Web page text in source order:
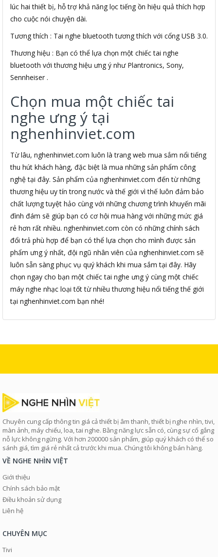
lúc hai thiết bị, hỗ trợ khả năng lọc tiếng ồn hiệu quả thích hợp
cho cuộc nói chuyện dài.
Tương thích : Tai nghe bluetooth tương thích với cổng USB 3.0.
Thương hiệu : Bạn có thể lựa chọn một chiếc tai nghe
bluetooth với thương hiệu ưng ý như Plantronics, Sony,
Sennheiser .
Chọn mua một chiếc tai
nghe ưng ý tại
nghenhinviet.com
Từ lâu, nghenhinviet.com luôn là trang web mua sắm nổi tiếng
thu hút khách hàng, đặc biệt là mua những sản phẩm công
nghệ tại đây. Sản phẩm của nghenhinviet.com đến từ những
thương hiệu uy tín trong nước và thế giới vì thế luôn đảm bảo
chất lượng tuyệt hảo cùng với những chương trình khuyến mãi
đình đám sẽ giúp bạn có cơ hội mua hàng với những mức giá
rẻ hơn rất nhiều. nghenhinviet.com còn có những chính sách
đổi trả phù hợp để bạn có thể lựa chọn cho mình được sản
phẩm ưng ý nhất, đội ngũ nhân viên của nghenhinviet.com sẽ
luôn sẵn sàng phục vụ quý khách khi mua sắm tại đây. Hãy
chọn ngay cho bạn một chiếc tai nghe ưng ý cùng một chiếc
máy nghe nhạc loại tốt từ nhiều thương hiệu nổi tiếng thế giới
tại nghenhinviet.com bạn nhé!
Chuyên cung cấp thông tin giá cả thiết bị âm thanh, thiết bị nghe nhìn, tivi,
màn ảnh, máy chiếu, loa, tai nghe. Bằng năng lực sẵn có, cùng sự cố gắng
nỗ lực không ngừng. Với hơn 200000 sản phẩm, giúp quý khách có thể so
sánh giá, tìm giá rẻ nhất cả trước khi mua. Chúng tôi không bán hàng.
VỀ NGHE NHÌN VIỆT
Giới thiệu
Chính sách bảo mật
Điều khoản sử dụng
Liên hệ
CHUYÊN MỤC
Tivi